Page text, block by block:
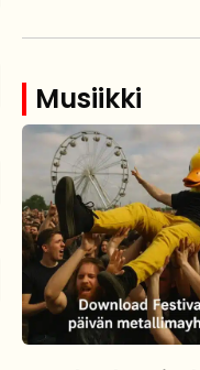
Musiikki